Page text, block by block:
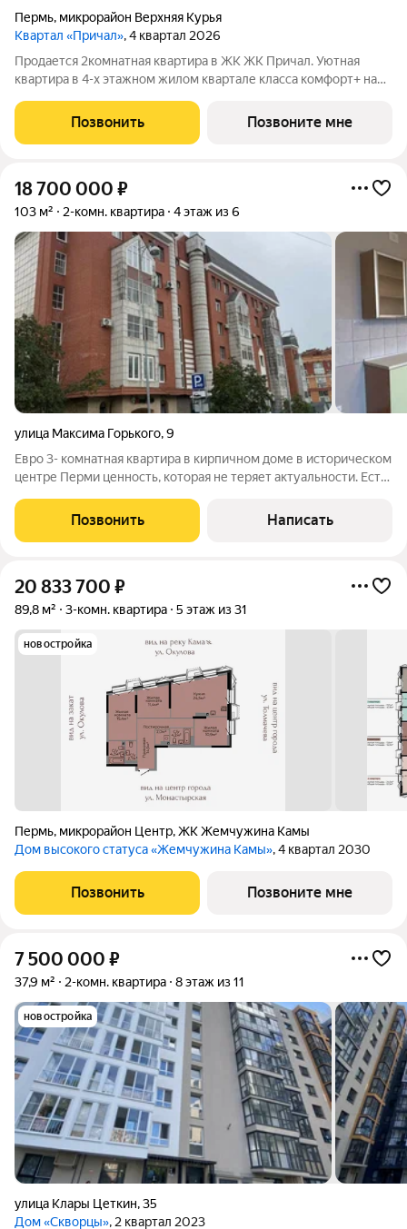
Пермь, микрорайон Верхняя Курья
Квартал «Причал», 4 квартал 2026
Продается 2комнатная квартира в ЖК ЖК Причал. Уютная
квартира в 4-х этажном жилом квартале класса комфорт+ на
центра Перми на авто. Собственные набережная и
прогулочный бульвар, экотропы,
Позвонить Позвоните мне
18 700 000 ₽
103 м² 2-комн. квартира 4 этаж из 6
улица Максима Горького,9
Евро 3- комнатная квартира в кирпичном доме в историческом
центре Перми ценность, которая не теряет актуальности. Есть
место, дом и качество жизни. Ремонт можно сделать за
несколько
Позвонить Написать
20 833 700 ₽
89,8 м² 3-комн. квартира 5 этаж из 31
новостройка
Пермь, микрорайон Центр,ЖК Жемчужина Камы
Дом высокого статуса «Жемчужина Камы», 4 квартал 2030
Позвонить Позвоните мне
7 500 000 ₽
37,9 м² 2-комн. квартира 8 этаж из 11
новостройка
улица Клары Цеткин,35
Дом «Скворцы», 2 квартал 2023